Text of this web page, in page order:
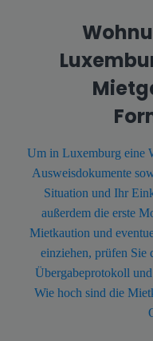
Um in Luxemburg eine
Ausweisdokumente
Situation und Ihr
außerdem die erste
Mietkaution und
einziehen, prüfen Sie
Übergabeprotokoll
Wie hoch sind die